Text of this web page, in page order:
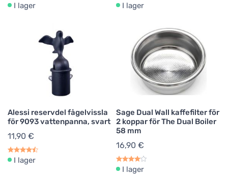
I lager I lager
Alessi reservdel fågelvissla
för 9093 vattenpanna, svart
11,90 €
I lager
Sage Dual Wall kaffefilter för
2 koppar för The Dual Boiler
58 mm
16,90 €
I lager